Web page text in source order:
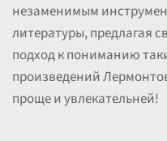
незаменимым
литературы, предлагая
подход к пониманию
произведений
проще и увлекательней!